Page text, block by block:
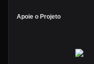
Apoie o Projeto